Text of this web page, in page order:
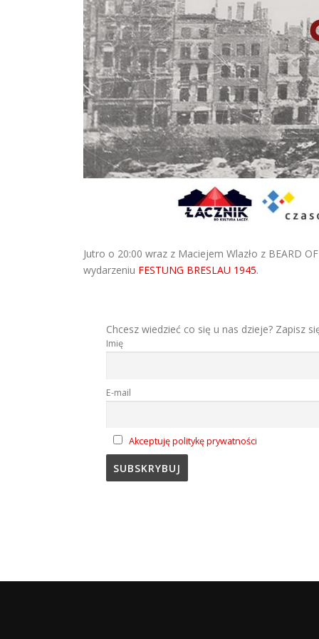
Jutro o 20:00 wraz z Maciejem Wlazło z BEARD
wydarzeniu FESTUNG BRESLAU 1945.
Chcesz wiedzieć co się u nas dzieje? Zapisz
Imię
E-mail
Akceptuję politykę prywatności